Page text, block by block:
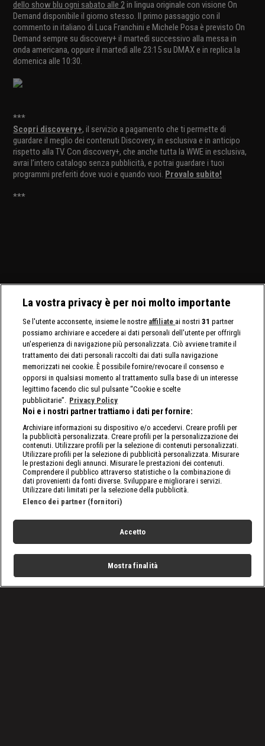
dello show blu ogni sabato alle 2in lingua originale con visione On
Demand disponibile il giorno stesso. Il primo passaggio con il
commento in italiano di Luca Franchini e Michele Posa è previsto On
Demand sempre su discovery+ il martedì successivo alla messa in
onda americana, oppure il martedì alle 23:15 su DMAX e in replica la
domenica alle 10:30.
***
Scopri discovery+, il servizio a pagamento che ti permette di
guardare il meglio dei contenuti Discovery, in esclusiva e in anticipo
rispetto alla TV. Con discovery+, che anche tutta la WWE in esclusiva,
avrai l’intero catalogo senza pubblicità, e potrai guardare i tuoi
programmi preferiti dove vuoi e quando vuoi. Provalo subito!
***
La vostra privacy è per noi molto importante
Se l'utente acconsente, insieme le nostre affiliate ai nostri31 partner
possiamo archiviare e accedere ai dati personali dell'utente per offrirgli
un'esperienza di navigazione più personalizzata. Ciò avviene tramite il
trattamento dei dati personali raccolti dai dati sulla navigazione
memorizzati nei cookie. È possibile fornire/revocare il consenso e
opporsi in qualsiasi momento al trattamento sulla base di un interesse
legittimo facendo clic sul pulsante “Cookie e scelte
pubblicitarie”. Privacy Policy
Noi e i nostri partner trattiamo i dati per fornire:
Archiviare informazioni su dispositivo e/o accedervi. Creare profili per
la pubblicità personalizzata. Creare profili per la personalizzazione dei
contenuti. Utilizzare profili per la selezione di contenuti personalizzati.
Utilizzare profili per la selezione di pubblicità personalizzata. Misurare
le prestazioni degli annunci. Misurare le prestazioni dei contenuti.
Comprendere il pubblico attraverso statistiche o la combinazione di
dati provenienti da fonti diverse. Sviluppare e migliorare i servizi.
Utilizzare dati limitati per la selezione della pubblicità.
Elenco dei partner (fornitori)
Accetto
Mostra finalità